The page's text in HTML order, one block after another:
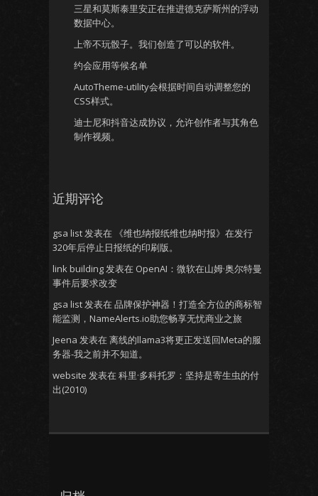
三星和莫斯泰里安正在推进德克萨斯州的浮动
数据中心。
上帝不玩骰子。我们创造了可以的软件。
约会应用等候名单
AutoTheme-utility会根据时间自动调整您的
CSS样式。
迪士尼和抖音达成协议，允许创作者与其角色
制作视频。
近期评论
gsa list发表在
《维也纳报纸维也纳时报》在发行
320年后停止日报纸的印刷版。
link building发表在 OpenAI：微软在山姆·奥尔特曼
事件后要求改变
gsa list发表在 品牌保护神器！打造全方位的商标智
能监测，NameAlerts.io助您畅享无忧商业之旅
Jeena 发表在 离线的llama3将更正发送回Meta的服
务器-我之前并不知道。
website 发表在 科里·多科托罗：坚持是寄生虫的付
出(2010)